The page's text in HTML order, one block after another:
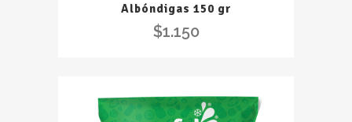
Albóndigas 150 gr
$1.150